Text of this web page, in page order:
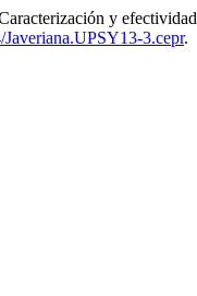
y
Javeriana.UPSY13-3.cepr.